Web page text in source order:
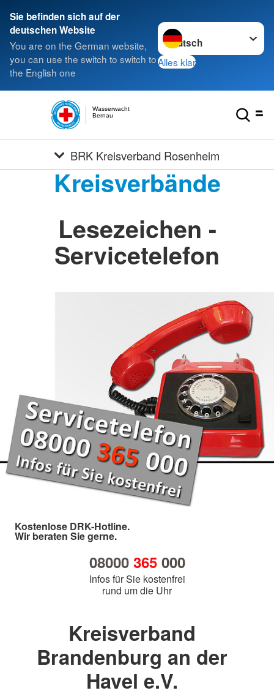
Sie befinden sich auf der
deutschen Website
You are on the German website,
you can use the switch to switch to
the English one
Sprache wechseln zu
Alles klar
Bernau
Wasserwacht
BRK Kreisverband Rosenheim
Kreisverbände
Lesezeichen -
Servicetelefon
Kostenlose DRK-Hotline.
Wir beraten Sie gerne.
08000 365000
Infos für Sie kostenfrei
rund um die Uhr
Kreisverband
Brandenburg an der
Havel e.V.